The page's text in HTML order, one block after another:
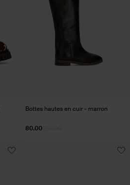
Bottes hautes en cuir - marron
80.00